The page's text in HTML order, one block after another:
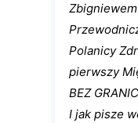
Polanicy
pierwszy
BEZ
I jak pisze